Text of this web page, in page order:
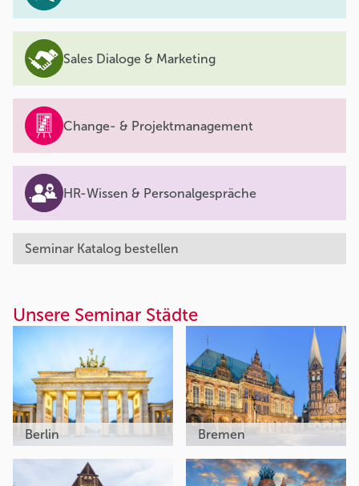
Sales Dialoge & Marketing
Change- & Projektmanagement
HR-Wissen & Personalgespräche
Seminar Katalog bestellen
Unsere Seminar Städte
Berlin Bremen